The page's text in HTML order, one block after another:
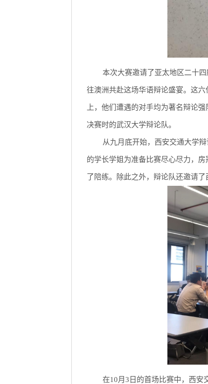
本次大赛邀请了亚太地区二十
往澳洲共赴这场华语辩论盛宴。这
上，他们遭遇的对手均为著名辩论
决赛时的武汉大学辩论队。
从九月底开始，西安交通大学
的学长学姐为准备比赛尽心尽力，
了陪练。除此之外，辩论队还邀请
在10月3日的首场比赛中，西安